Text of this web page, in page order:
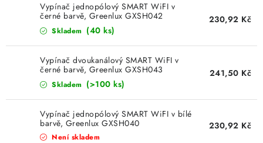
VYPÍNAČE
ELEKTROMATERIÁL
JISTIČE
ŽÁROVKY
Vypínač jednopólový SMART WiFI v
černé barvě, Greenlux GXSH042
Skladem (40 ks)
230,92 Kč
Vypínač dvoukanálový SMART WiFI v
černé barvě, Greenlux GXSH043
Skladem (>100 ks)
241,50 Kč
Vypínač jednopólový SMART WiFI v bílé
barvě, Greenlux GXSH040
Není skladem
230,92 Kč